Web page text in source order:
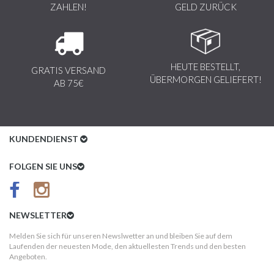
ZAHLEN!
GELD ZURÜCK
GRATIS VERSAND
AB 75€
HEUTE BESTELLT,
ÜBERMORGEN GELIEFERT!
KUNDENDIENST
Kundenservice
AGB
Kundeninformationen
FOLGEN SIE UNS
NEWSLETTER
Melden Sie sich für unseren Newslwetter an und bleiben Sie auf dem
Laufenden der neuesten Mode, den aktuellesten Trends und den besten
Angeboten.